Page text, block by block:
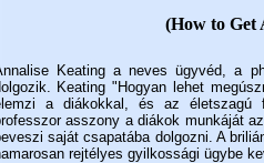
(How to Get
Keating a neves ügyvéd, a
Keating "Hogyan lehet
a diákokkal, és az életszagú
asszony a diákok munkáját
saját csapatába dolgozni. A
rejtélyes gyilkossági ügybe